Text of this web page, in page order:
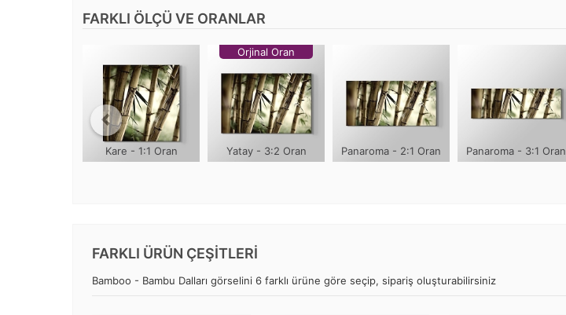
FARKLI ÖLÇÜ VE ORANLAR
Kare - 1:1 Oran
Orjinal Oran
Yatay - 3:2 Oran Panaroma - 2:1 Oran Panaroma - 3:1 Oran
FARKLI ÜRÜN ÇEŞİTLERİ
Bamboo - Bambu Dalları görselini 6 farklı ürüne göre seçip, sipariş oluşturabilirsiniz